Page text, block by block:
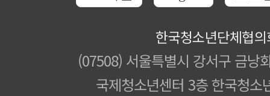
한국청소년단체협
(07508) 서울특별시 강서구 금낭
국제청소년센터 3층 한국청소